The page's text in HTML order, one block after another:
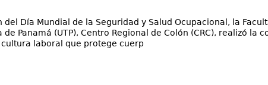
Día Mundial de la Seguridad y Salud Ocupacional, la
Panamá (UTP), Centro Regional de Colón (CRC), realizó la
laboral que protege cuerp